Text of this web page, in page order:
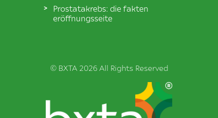
Prostatakrebs: die fakten
eröffnungsseite
© BXTA 2026 All Rights Reserved